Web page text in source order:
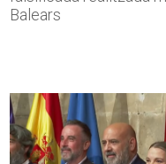
Balears